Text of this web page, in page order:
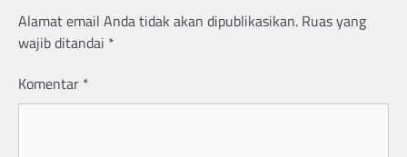
Alamat email Anda tidak akan dipublikasikan. Ruas yang
wajib ditandai *
Komentar *